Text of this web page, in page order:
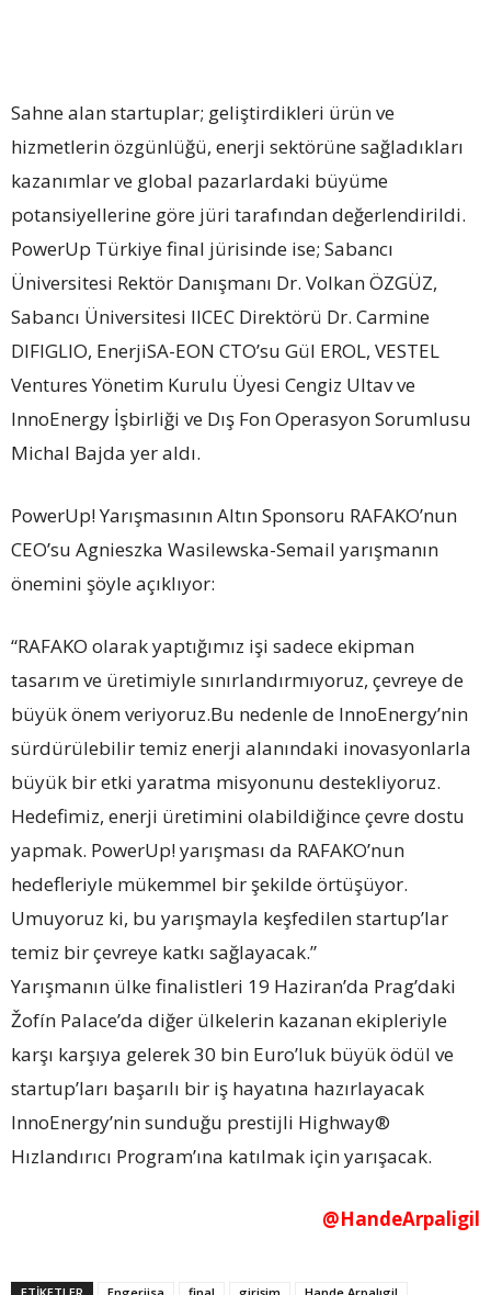
Sahne alan startuplar; geliştirdikleri ürün ve
hizmetlerin özgünlüğü, enerji sektörüne sağladıkları
kazanımlar ve global pazarlardaki büyüme
potansiyellerine göre jüri tarafından değerlendirildi.
PowerUp Türkiye final jürisinde ise; Sabancı
Üniversitesi Rektör Danışmanı Dr. Volkan ÖZGÜZ,
Sabancı Üniversitesi IICEC Direktörü Dr. Carmine
DIFIGLIO, EnerjiSA-EON CTO’su Gül EROL, VESTEL
Ventures Yönetim Kurulu Üyesi Cengiz Ultav ve
InnoEnergy İşbirliği ve Dış Fon Operasyon Sorumlusu
Michal Bajda yer aldı.
PowerUp! Yarışmasının Altın Sponsoru RAFAKO’nun
CEO’su Agnieszka Wasilewska-Semail yarışmanın
önemini şöyle açıklıyor:
“RAFAKO olarak yaptığımız işi sadece ekipman
tasarım ve üretimiyle sınırlandırmıyoruz, çevreye de
büyük önem veriyoruz.Bu nedenle de InnoEnergy’nin
sürdürülebilir temiz enerji alanındaki inovasyonlarla
büyük bir etki yaratma misyonunu destekliyoruz.
Hedefimiz, enerji üretimini olabildiğince çevre dostu
yapmak. PowerUp! yarışması da RAFAKO’nun
hedefleriyle mükemmel bir şekilde örtüşüyor.
Umuyoruz ki, bu yarışmayla keşfedilen startup’lar
temiz bir çevreye katkı sağlayacak.”
Yarışmanın ülke finalistleri 19 Haziran’da Prag’daki
Žofín Palace’da diğer ülkelerin kazanan ekipleriyle
karşı karşıya gelerek 30 bin Euro’luk büyük ödül ve
startup’ları başarılı bir iş hayatına hazırlayacak
InnoEnergy’nin sunduğu prestijli Highway®
Hızlandırıcı Program’ına katılmak için yarışacak.
@HandeArpaligil